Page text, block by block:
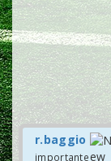
r.baggio
importante